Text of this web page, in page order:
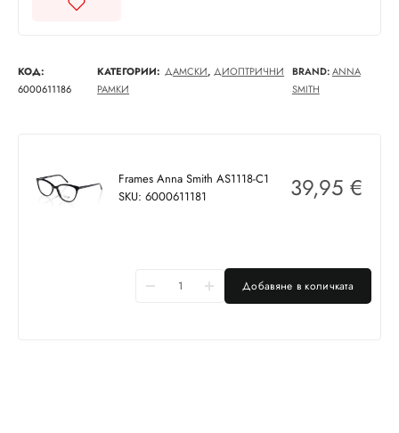
КОД:
6000611186
КАТЕГОРИИ: ДАМСКИ,ДИОПТРИЧНИ
РАМКИ
BRAND:ANNA
SMITH
Frames Anna Smith AS1118-C1
SKU: 6000611181
39,95 €
Добавяне в количката